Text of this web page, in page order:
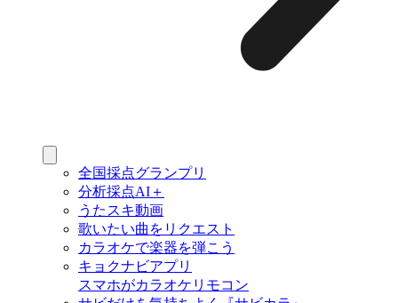
全国採点グランプリ
分析採点AI＋
うたスキ動画
歌いたい曲をリクエスト
カラオケで楽器を弾こう
キョクナビアプリ
スマホがカラオケリモコン